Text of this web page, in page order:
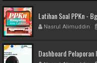
Latihan Soal PPKn -
Nasrul Alimuddin
Dashboard